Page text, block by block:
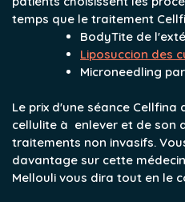
temps que le traitement
BodyTite de
Liposuccion des
Microneedling
Le prix d'une séance
cellulite à enlever et de son
traitements non invasifs.
davantage sur cette
Mellouli vous dira tout en le